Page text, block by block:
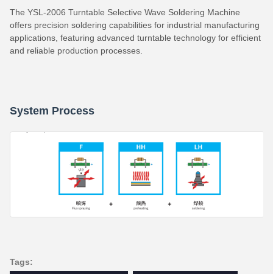
The YSL-2006 Turntable Selective Wave Soldering Machine
offers precision soldering capabilities for industrial manufacturing
applications, featuring advanced turntable technology for efficient
and reliable production processes.
System Process
Tags: